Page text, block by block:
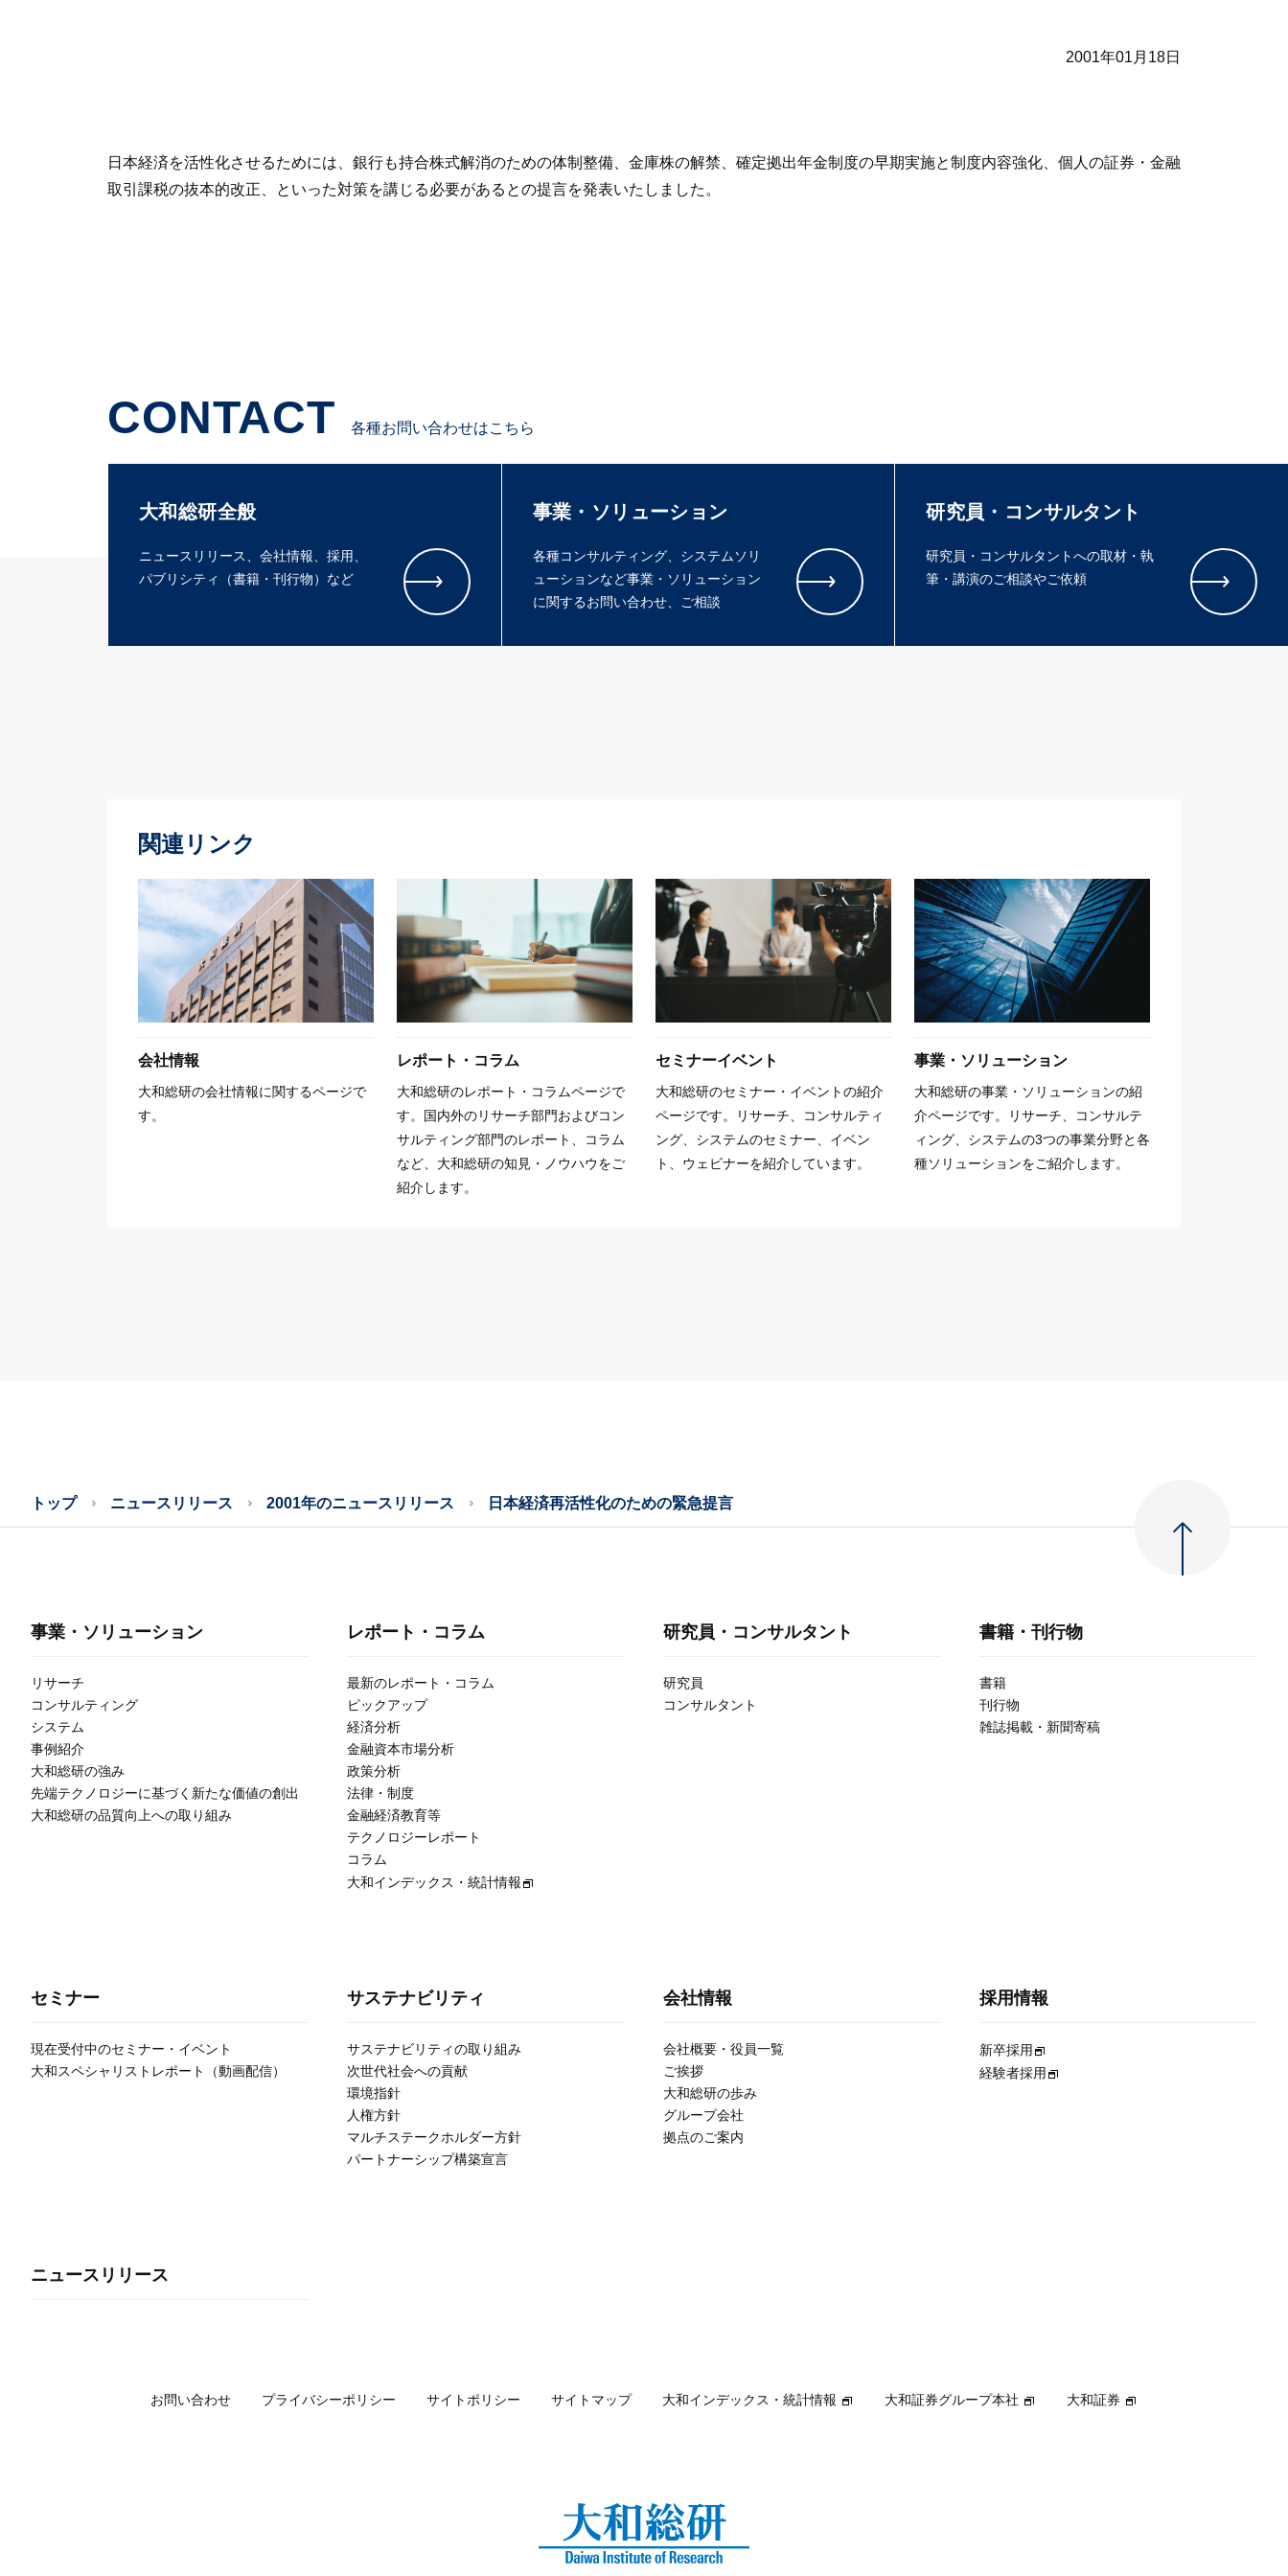
2001年01月18日
日本経済を活性化させるためには、銀行も持合株式解消のための体制整備、金庫株の解禁、確定拠出年金制度の早期実施と制度内容強化、個人の証券・金融
取引課税の抜本的改正、といった対策を講じる必要があるとの提言を発表いたしました。
CONTACT 各種お問い合わせはこちら
大和総研全般
ニュースリリース、会社情報、採用、
パブリシティ（書籍・刊行物）など
事業・ソリューション
各種コンサルティング、システムソリ
ューションなど事業・ソリューション
に関するお問い合わせ、ご相談
研究員・コンサルタント
研究員・コンサルタントへの取材・執
筆・講演のご相談やご依頼
関連リンク
会社情報
大和総研の会社情報に関するページで
す。
レポート・コラム
大和総研のレポート・コラムページで
す。国内外のリサーチ部門およびコン
サルティング部門のレポート、コラム
など、大和総研の知見・ノウハウをご
紹介します。
セミナーイベント
大和総研のセミナー・イベントの紹介
ページです。リサーチ、コンサルティ
ング、システムのセミナー、イベン
ト、ウェビナーを紹介しています。
事業・ソリューション
大和総研の事業・ソリューションの紹
介ページです。リサーチ、コンサルテ
ィング、システムの3つの事業分野と各
種ソリューションをご紹介します。
トップ ニュースリリース 2001年のニュースリリース 日本経済再活性化のための緊急提言
事業・ソリューション
リサーチ
コンサルティング
システム
事例紹介
大和総研の強み
先端テクノロジーに基づく新たな価値の創出
大和総研の品質向上への取り組み
レポート・コラム
最新のレポート・コラム
ピックアップ
経済分析
金融資本市場分析
政策分析
法律・制度
金融経済教育等
テクノロジーレポート
コラム
大和インデックス・統計情報
研究員・コンサルタント
研究員
コンサルタント
書籍・刊行物
書籍
刊行物
雑誌掲載・新聞寄稿
セミナー
現在受付中のセミナー・イベント
大和スペシャリストレポート（動画配信）
サステナビリティ
サステナビリティの取り組み
次世代社会への貢献
環境指針
人権方針
マルチステークホルダー方針
パートナーシップ構築宣言
会社情報
会社概要・役員一覧
ご挨拶
大和総研の歩み
グループ会社
拠点のご案内
採用情報
新卒採用
経験者採用
ニュースリリース
お問い合わせ プライバシーポリシー サイトポリシー サイトマップ 大和インデックス・統計情報 大和証券グループ本社 大和証券